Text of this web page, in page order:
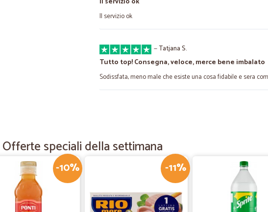
Il servizio ok
—Tatjana S.
Tutto top! Consegna, veloce, merce bene imbalato
Sodissfata, meno male che esiste una cosa fidabile e sera
credito. Ho dovuto aspettare il giorno dopo per avere evidenza
Ottimo il servizio di consegna.
Ottimo servizi e corrieri gentilissimi
Offerte speciali della settimana
-10% -11%